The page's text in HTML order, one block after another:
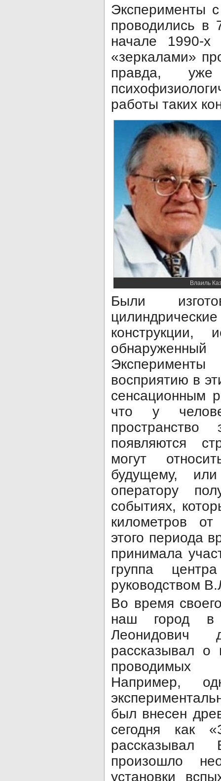
Эксперименты
проводились в
начале 1990-х
«зеркалами»
правда,
работы таких
Влаиль
Были
конструкции,
Эксперименты
восприятию в
сенсационным
что у
появляются
могут
будущему,
оператору
событиях,
километров
этого периода
принимала
группа
руководством
Во время
наш город в
Леонидович
рассказывал о
проводимых
Например,
был внесен
сегодня как
рассказывал
произошло
установки